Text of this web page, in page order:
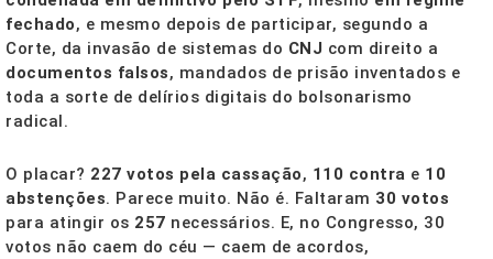
fechado, e mesmo depois de participar, segundo a
Corte, da invasão de sistemas do CNJ com direito a
documentos falsos, mandados de prisão inventados e
toda a sorte de delírios digitais do bolsonarismo
radical.
O placar? 227 votos pela cassação, 110 contra e 10
abstenções. Parece muito. Não é. Faltaram 30 votos
para atingir os 257 necessários. E, no Congresso, 30
votos não caem do céu — caem de acordos,